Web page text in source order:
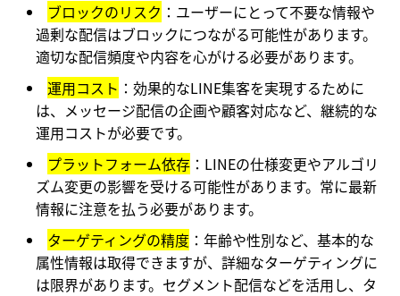
ブロックのリスク ：ユーザーにとって不要な情報や
過剰な配信はブロックにつながる可能性があります。
適切な配信頻度や内容を心がける必要があります。
運用コスト ：効果的なLINE集客を実現するために
は、メッセージ配信の企画や顧客対応など、継続的な
運用コストが必要です。
プラットフォーム依存 ：LINEの仕様変更やアルゴリ
ズム変更の影響を受ける可能性があります。常に最新
情報に注意を払う必要があります。
ターゲティングの精度 ：年齢や性別など、基本的な
属性情報は取得できますが、詳細なターゲティングに
は限界があります。セグメント配信などを活用し、タ